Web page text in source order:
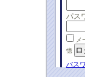
パス
メ
憶
パス